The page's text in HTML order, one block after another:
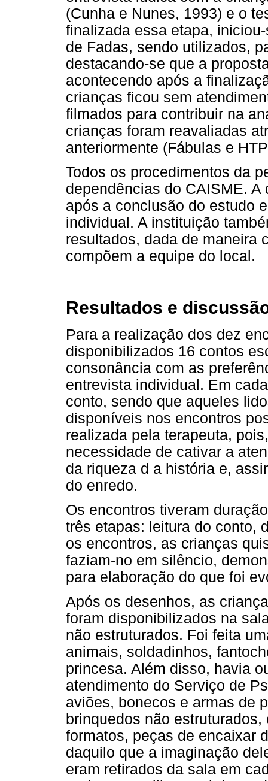
(Cunha e Nunes, 1993) e o
finalizada essa etapa,
de Fadas, sendo utilizados,
destacando-se que a
acontecendo após a
crianças ficou sem
filmados para contribuir na
crianças foram reavaliadas
anteriormente (Fábulas e
Todos os procedimentos da
dependências do CAISME.
após a conclusão do estudo
individual. A instituição
resultados, dada de maneira
compõem a equipe do local.
Resultados e
Para a realização dos dez
disponibilizados 16 contos
consonância com as
entrevista individual. Em
conto, sendo que aqueles
disponíveis nos encontros
realizada pela terapeuta,
necessidade de cativar a
da riqueza d a história e,
do enredo.
Os encontros tiveram
três etapas: leitura do conto,
os encontros, as crianças
faziam-no em silêncio,
para elaboração do que foi
Após os desenhos, as
foram disponibilizados na
não estruturados. Foi feita
animais, soldadinhos,
princesa. Além disso, havia
atendimento do Serviço de
aviões, bonecos e armas de
brinquedos não
formatos, peças de encaixar
daquilo que a imaginação
eram retirados da sala em